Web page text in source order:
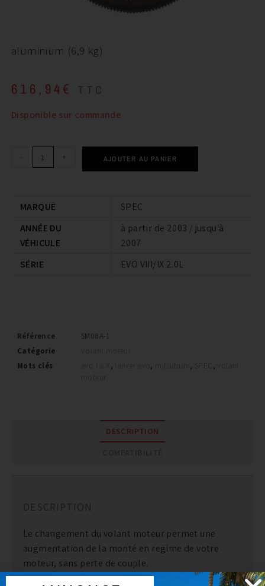
aluminium (6,9 kg)
616,94€ TTC
Disponible sur commande
- + AJOUTER AU PANIER
MARQUE
SPEC
ANNÉE DU
VÉHICULE
à partir de 2003 / jusqu’à
2007
SÉRIE
EVO VIII/IX 2.0L
Référence
SM08A-1
Catégorie
Mots clés
, , , ,
DESCRIPTION
DESCRIPTION
Le changement du volant moteur permet une
augmentation de la monté en regime de votre
moteur, sans perte de couple.
Plus il sera léger plus il prendra rapidement ses